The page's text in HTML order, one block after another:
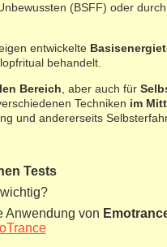
(BSFF) oder
entwickelte
behandelt.
Bereich , aber auch für
Techniken im
und andererseits
Tests
Anwendung von